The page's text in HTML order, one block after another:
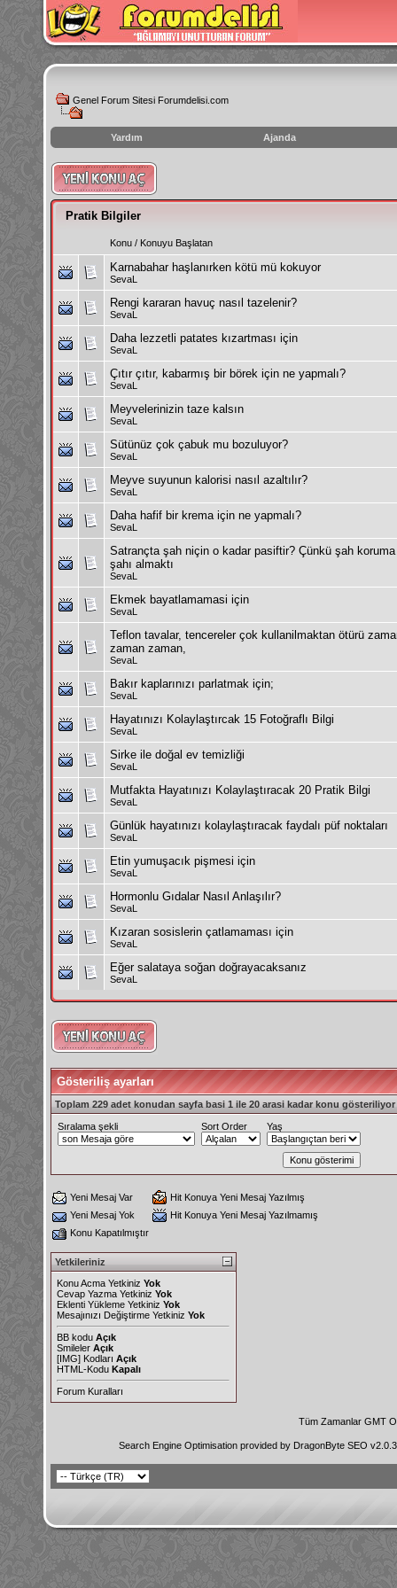
Genel Forum Sitesi Forumdelisi.com
Yardım Ajanda
instagram
izlenme
hilesi
Pratik Bilgiler
Konu / Konuyu Başlatan
Karnabahar haşlanırken kötü mü kokuyor
SevaL
Rengi kararan havuç nasıl tazelenir?
SevaL
Daha lezzetli patates kızartması için
SevaL
Çıtır çıtır, kabarmış bir börek için ne yapmalı?
SevaL
Meyvelerinizin taze kalsın
SevaL
Sütünüz çok çabuk mu bozuluyor?
SevaL
Meyve suyunun kalorisi nasıl azaltılır?
SevaL
Daha hafif bir krema için ne yapmalı?
SevaL
Satrançta şah niçin o kadar pasiftir? Çünkü şah
şahı almaktı
SevaL
Ekmek bayatlamamasi için
SevaL
Teflon tavalar, tencereler çok kullanilmaktan ötürü
zaman zaman,
SevaL
Bakır kaplarınızı parlatmak için;
SevaL
Hayatınızı Kolaylaştırcak 15 Fotoğraflı Bilgi
SevaL
Sirke ile doğal ev temizliği
SevaL
Mutfakta Hayatınızı Kolaylaştıracak 20 Pratik Bilgi
SevaL
Günlük hayatınızı kolaylaştıracak faydalı püf noktaları
SevaL
Etin yumuşacık pişmesi için
SevaL
Hormonlu Gıdalar Nasıl Anlaşılır?
SevaL
Kızaran sosislerin çatlamaması için
SevaL
Eğer salataya soğan doğrayacaksanız
SevaL
Gösteriliş ayarları
Toplam 229 adet konudan sayfa basi 1 ile 20 arasi kadar konu gösteriliyor
Sıralama şekli Sort Order Yaş
Yeni Mesaj Var
Hit Konuya Yeni Mesaj Yazılmış
Yeni Mesaj Yok
Hit Konuya Yeni Mesaj Yazılmamış
Konu Kapatılmıştır
Yetkileriniz
Konu Acma Yetkiniz Yok
Cevap Yazma Yetkiniz Yok
Eklenti Yükleme Yetkiniz Yok
Mesajınızı Değiştirme Yetkiniz Yok
BB kodu Açık
Smileler Açık
[IMG] Kodları Açık
HTML-Kodu Kapalı
Forum Kuralları
Tüm Zamanlar GMT
Search Engine Optimisation provided by DragonByte SEO